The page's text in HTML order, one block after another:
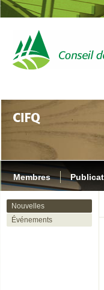
Membres
Nouvelles
Événements